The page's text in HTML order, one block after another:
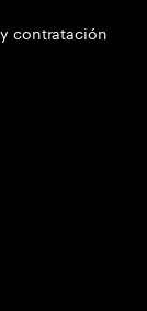
contratación